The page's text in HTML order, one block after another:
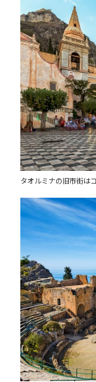
タオルミナの旧市街は